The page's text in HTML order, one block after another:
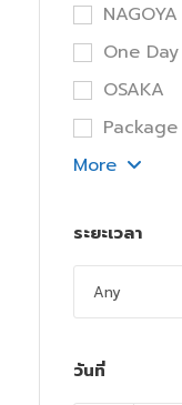
NAGOYA
One
OSAKA
More
ระยะเวลา
วันที่